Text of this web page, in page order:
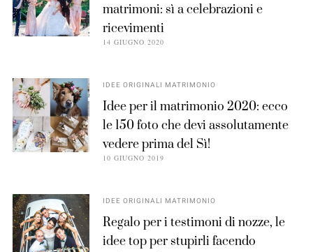
matrimoni: sì a celebrazioni e
ricevimenti
14 GIUGNO 2020
IDEE ORIGINALI MATRIMONIO
Idee per il matrimonio 2020: ecco
le 150 foto che devi assolutamente
vedere prima del Sì!
10 GIUGNO 2019
IDEE ORIGINALI MATRIMONIO
Regalo per i testimoni di nozze, le
idee top per stupirli facendo